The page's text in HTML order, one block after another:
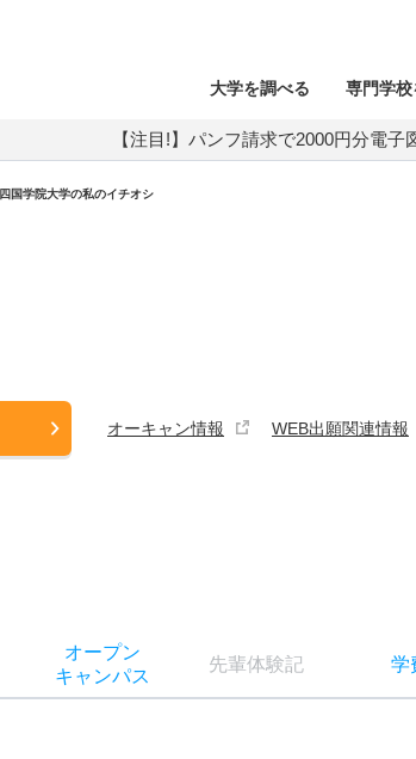
大学を調べる 専門学
【注目!】パンフ請求で2000円分電子
四国学院大学の私のイチオシ
オーキャン情報 WEB出願関連情報
オープン
キャンパス
先輩体験記 学